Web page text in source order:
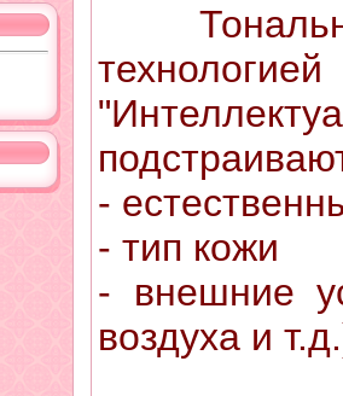
технологией
-
- тип кожи
- внешние
воздуха и